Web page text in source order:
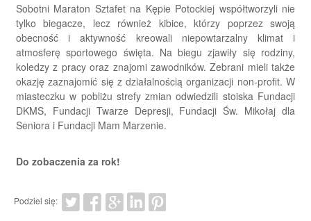
Sobotni Maraton Sztafet na Kępie Potockiej współtworzyli nie
tylko biegacze, lecz również kibice, którzy poprzez swoją
obecność i aktywność kreowali niepowtarzalny klimat i
atmosferę sportowego święta. Na biegu zjawiły się rodziny,
koledzy z pracy oraz znajomi zawodników. Zebrani mieli także
okazję zaznajomić się z działalnością organizacji non-profit. W
miasteczku w pobliżu strefy zmian odwiedzili stoiska Fundacji
DKMS, Fundacji Twarze Depresji, Fundacji Św. Mikołaj dla
Seniora i Fundacji Mam Marzenie.
Do zobaczenia za rok!
Podziel się: